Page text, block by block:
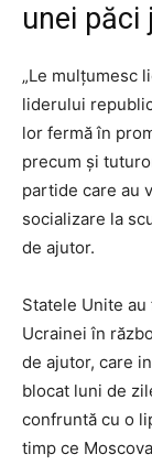
unei păci
„Le mulțumesc
liderului
lor fermă în
precum și
partide care au
socializare la
de ajutor.
Statele Unite
Ucrainei în
de ajutor, care
blocat luni de
confruntă cu o
timp ce